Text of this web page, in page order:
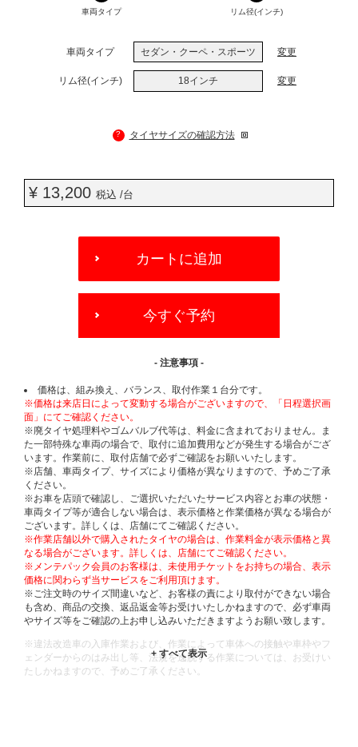
車両タイプ リム径(インチ)
車両タイプ セダン・クーペ・スポーツ 変更
リム径(インチ) 18インチ 変更
? タイヤサイズの確認方法
¥ 13,200 税込 /台
OPTIONS
カートに追加
今すぐ予約
- 注意事項 -
価格は、組み換え、バランス、取付作業１台分です。
※価格は来店日によって変動する場合がございますので、「日程選択画
面」にてご確認ください。
※廃タイヤ処理料やゴムバルブ代等は、料金に含まれておりません。ま
た一部特殊な車両の場合で、取付に追加費用などが発生する場合がござ
います。作業前に、取付店舗で必ずご確認をお願いいたします。
※店舗、車両タイプ、サイズにより価格が異なりますので、予めご了承
ください。
※お車を店頭で確認し、ご選択いただいたサービス内容とお車の状態・
車両タイプ等が適合しない場合は、表示価格と作業価格が異なる場合が
ございます。詳しくは、店舗にてご確認ください。
※作業店舗以外で購入されたタイヤの場合は、作業料金が表示価格と異
なる場合がございます。詳しくは、店舗にてご確認ください。
※メンテパック会員のお客様は、未使用チケットをお持ちの場合、表示
価格に関わらず当サービスをご利用頂けます。
※ご注文時のサイズ間違いなど、お客様の責により取付ができない場合
も含め、商品の交換、返品返金等お受けいたしかねますので、必ず車両
やサイズ等をご確認の上お申し込みいただきますようお願い致します。
※違法改造車の入庫作業および、作業によって車体への接触や車枠やフ
ェンダーからのはみ出し等、法規を逸脱する作業については、お受けい
たしかねますので、予めご了承ください。